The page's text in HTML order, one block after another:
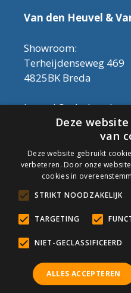
Van den Heuvel &
Showroom:
Terheijdenseweg 469
4825BK Breda
Let op!
halen in de
contant geld betaald
Tel: 076-3030554
Email:
KVK: 59667419
Algemene Voorwaarden
Copyright © 2019
© Onderhoudshop.nl -
Deze
van
Deze website gebruikt
verbeteren. Door onze
cookies in
STRIKT NOODZAKELIJK
TARGETING
NIET-GECLASSIFICEERD
ALLES ACCEPTEREN